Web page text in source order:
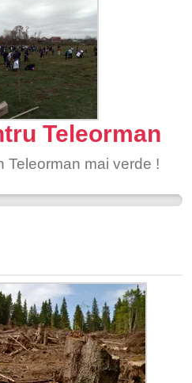
Teleorman
Teleorman mai verde !